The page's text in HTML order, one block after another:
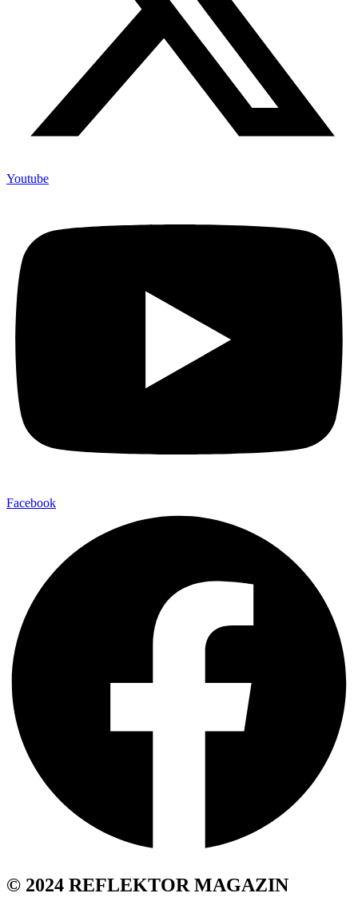
Youtube
Facebook
© 2024 REFLEKTOR MAGAZIN